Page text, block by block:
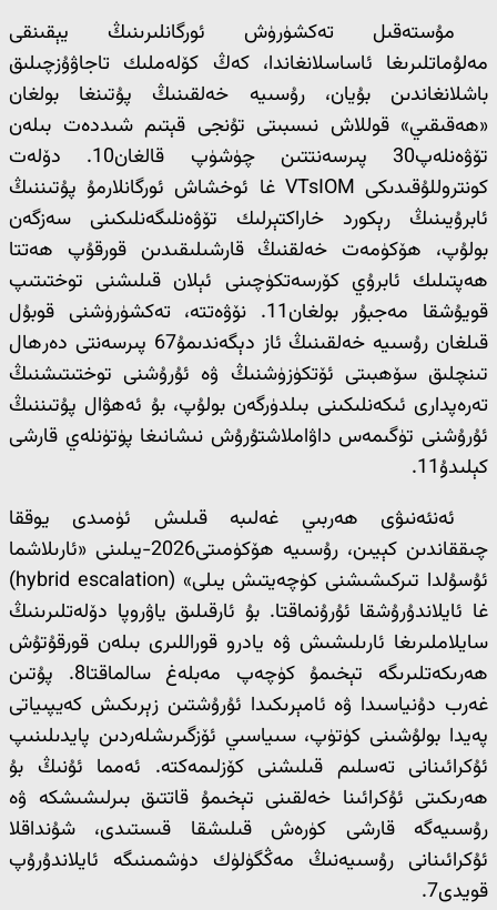
مۇستەقىل تەكشۈرۈش ئورگانلىرىنىڭ يېقىنقى
مەلۇماتلىرىغا ئاساسلانغاندا، كەڭ كۆلەملىك تاجاۋۇزچىلىق
باشلانغاندىن بۇيان، رۇسىيە خەلقىنىڭ پۇتىنغا بولغان
«ھەقىقىي» قوللاش نىسبىتى تۇنجى قېتىم شىددەت بىلەن
تۆۋەنلەپ30 پىرسەنتتىن چۈشۈپ قالغان10. دۆلەت
كونتروللۇقىدىكى VTsIOM غا ئوخشاش ئورگانلارمۇ پۇتىننىڭ
ئابرۇيىنىڭ رېكورد خاراكتېرلىك تۆۋەنلىگەنلىكىنى سەزگەن
بولۇپ، ھۆكۈمەت خەلقنىڭ قارشىلىقىدىن قورقۇپ ھەتتا
ھەپتىلىك ئابرۇي كۆرسەتكۈچىنى ئېلان قىلىشنى توختىتىپ
قويۇشقا مەجبۇر بولغان11. نۆۋەتتە، تەكشۈرۈشنى قوبۇل
قىلغان رۇسىيە خەلقىنىڭ ئاز دېگەندىمۇ67 پىرسەنتى دەرھال
تىنچلىق سۆھبىتى ئۆتكۈزۈشنىڭ ۋە ئۇرۇشنى توختىتىشنىڭ
تەرەپدارى ئىكەنلىكىنى بىلدۈرگەن بولۇپ، بۇ ئەھۋال پۇتىننىڭ
ئۇرۇشنى تۈگىمەس داۋاملاشتۇرۇش نىشانىغا پۈتۈنلەي قارشى
كېلىدۇ11.
ئەنئەنىۋى ھەربىي غەلىبە قىلىش ئۈمىدى يوققا
چىققاندىن كېيىن، رۇسىيە ھۆكۈمىتى2026-يىلىنى «ئارىلاشما
ئۇسۇلدا تىركىشىشنى كۈچەيتىش يىلى» (hybrid escalation)
غا ئايلاندۇرۇشقا ئۇرۇنماقتا. بۇ ئارقىلىق ياۋروپا دۆلەتلىرىنىڭ
سايلاملىرىغا ئارىلىشىش ۋە يادرو قوراللىرى بىلەن قورقۇتۇش
ھەرىكەتلىرىگە تېخىمۇ كۈچەپ مەبلەغ سالماقتا8. پۇتىن
غەرب دۇنياسىدا ۋە ئامېرىكىدا ئۇرۇشتىن زېرىكىش كەيپىياتى
پەيدا بولۇشىنى كۈتۈپ، سىياسىي ئۆزگىرىشلەردىن پايدىلىنىپ
ئۇكرائىنانى تەسلىم قىلىشنى كۆزلىمەكتە. ئەمما ئۇنىڭ بۇ
ھەرىكىتى ئۇكرائىنا خەلقىنى تېخىمۇ قاتتىق بىرلىشىشكە ۋە
رۇسىيەگە قارشى كۈرەش قىلىشقا قىستىدى، شۇنداقلا
ئۇكرائىنانى رۇسىيەنىڭ مەڭگۈلۈك دۈشمىنىگە ئايلاندۇرۇپ
قويدى7.